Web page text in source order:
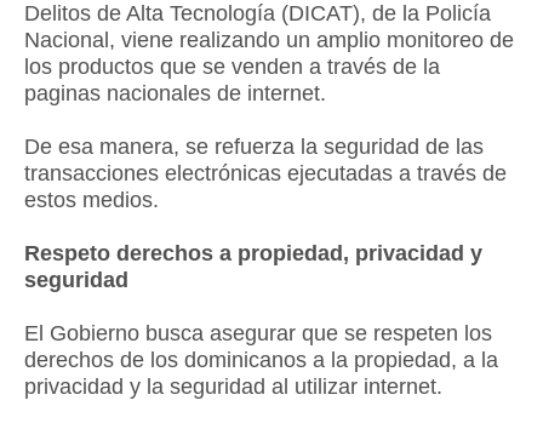
Delitos de Alta Tecnología (DICAT), de la Policía
Nacional, viene realizando un amplio monitoreo de
los productos que se venden a través de la
paginas nacionales de internet.
De esa manera, se refuerza la seguridad de las
transacciones electrónicas ejecutadas a través de
estos medios.
Respeto derechos a propiedad, privacidad y
seguridad
El Gobierno busca asegurar que se respeten los
derechos de los dominicanos a la propiedad, a la
privacidad y la seguridad al utilizar internet.